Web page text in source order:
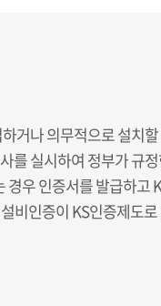
거나 의무적으로 설치
를 실시하여 정부가 규
우 인증서를 발급하고
비인증이 KS인증제도